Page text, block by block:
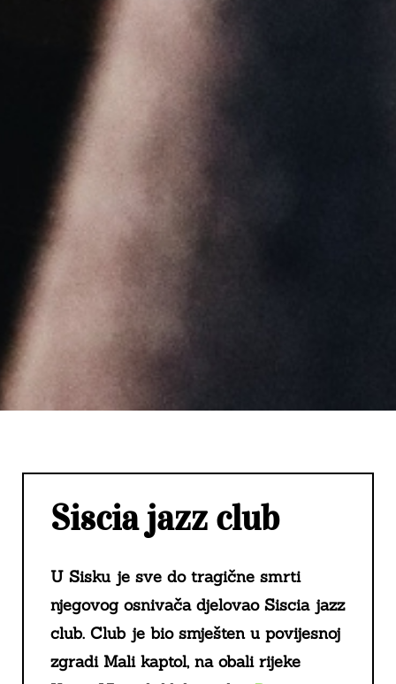
Siscia jazz club
U Sisku je sve do tragične smrti
njegovog osnivača djelovaoSiscia jazz
club. Club je bio smješten u povijesnoj
zgradi Mali kaptol, na obali rijeke